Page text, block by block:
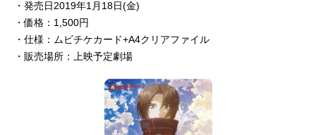
・発売日2019年1月18日(金)
・価格：1,500円
・仕様：ムビチケカード+A4クリアファイル
・販売場所：上映予定劇場